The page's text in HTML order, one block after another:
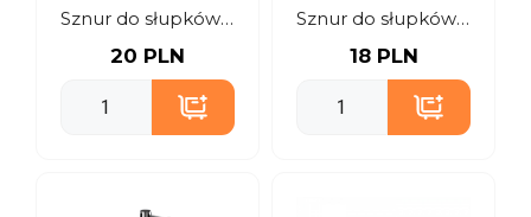
Sznur do słupków aksamitny czarny
20 PLN
Sznur do słupków pleciony czerwony
18 PLN